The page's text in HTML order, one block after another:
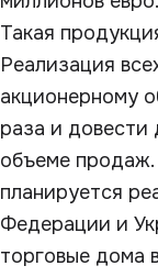
Такая
Реализация
акционерному
раза и
объеме
планируется
Федерации и
торговые дома